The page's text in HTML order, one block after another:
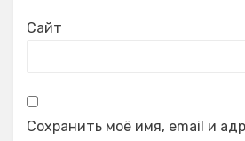
Сайт
Сохранить моё имя, email и